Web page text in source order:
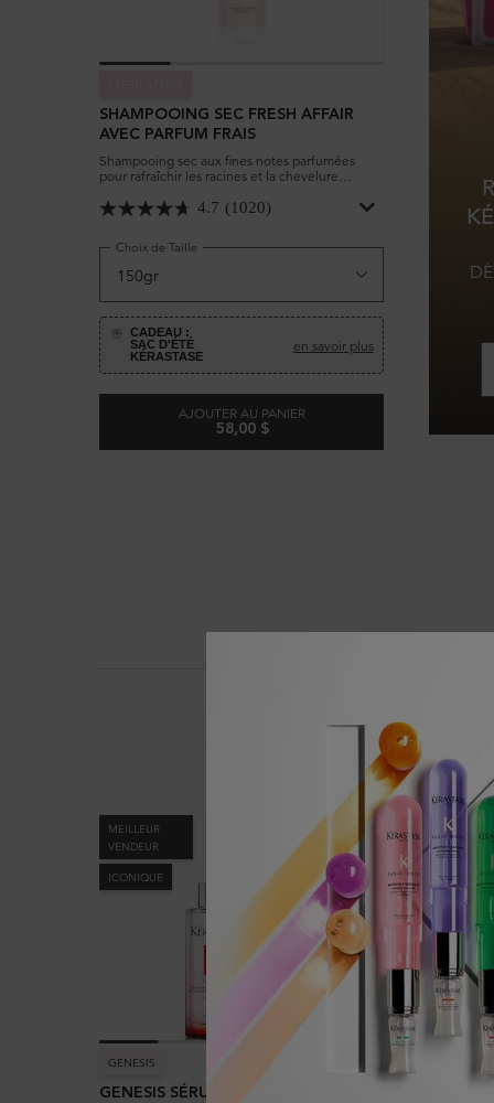
SHAMPOOING SEC FRESH AFFAIR
AVEC PARFUM FRAIS
Shampooing sec aux fines notes parfumées
pour rafraîchir les racines et la chevelure
4.7 (1020)
Choix de Taille
CADEAU :
SAC D'ÉTÉ
KÉRASTASE
en savoir plus
AJOUTER AU PANIER
58,00 $
MEILLEUR
VENDEUR
ICONIQUE
GENESIS
GENESIS SÉRUM ANTI-CASSE
MEILLEUR
VENDEUR
GENESIS